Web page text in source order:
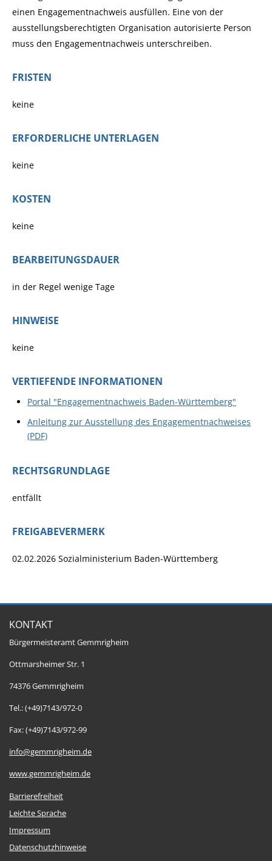
einen Engagementnachweis ausfüllen. Eine von der
ausstellungsberechtigten Organisation autorisierte Person
muss den Engagementnachweis unterschreiben.
FRISTEN
keine
ERFORDERLICHE UNTERLAGEN
keine
KOSTEN
keine
BEARBEITUNGSDAUER
in der Regel wenige Tage
HINWEISE
keine
VERTIEFENDE INFORMATIONEN
Portal "Engagementnachweis Baden-Württemberg"
Anleitung zur Ausstellung des Engagementnachweises
(PDF)
RECHTSGRUNDLAGE
entfällt
FREIGABEVERMERK
02.02.2026 Sozialministerium Baden-Württemberg
KONTAKT
Bürgermeisteramt Gemmrigheim
Ottmarsheimer Str. 1
74376 Gemmrigheim
Tel.: (+49)7143/972-0
Fax: (+49)7143/972-99
info@gemmrigheim.de
www.gemmrigheim.de
Barrierefreiheit
Leichte Sprache
Impressum
Datenschutzhinweise